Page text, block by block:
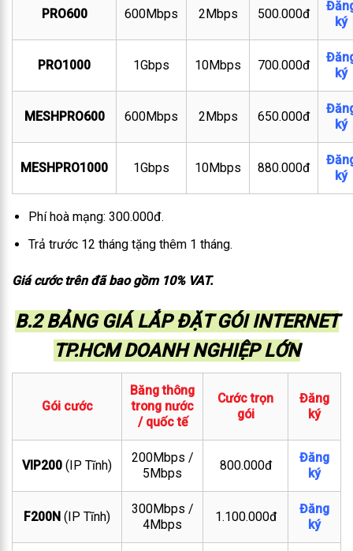
PRO600 600Mbps 2Mbps 500.000đ
ký
PRO1000 1Gbps 10Mbps 700.000đ
ký
MESHPRO600 600Mbps 2Mbps 650.000đ
ký
MESHPRO1000 1Gbps 10Mbps 880.000đ
ký
Phí hoà mạng: 300.000đ.
Trả trước 12 tháng tặng thêm 1 tháng.
Giá cước trên đã bao gồm 10% VAT.
B.2 BẢNG GIÁ LẮP ĐẶT GÓI INTERNET
TP.HCM DOANH NGHIỆP LỚN
Gói cước
Băng thông
trong nước
/ quốc tế
Cước trọn
gói
Đăng
ký
VIP200 (IP Tĩnh)
200Mbps /
5Mbps
800.000đ
Đăng
ký
F200N (IP Tĩnh)
300Mbps /
4Mbps
1.100.000đ
Đăng
ký